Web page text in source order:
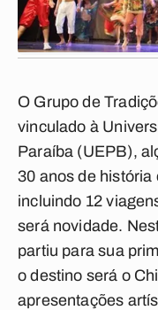
O Grupo de
vinculado à
Paraíba (UEPB),
30 anos de
incluindo 12
será novidade.
partiu para sua
o destino será o
apresentações